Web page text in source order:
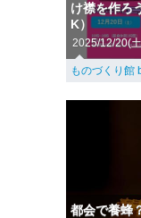
け襟を作ろ
K）
2025/12/20(
ものづくり館
都会で養蜂